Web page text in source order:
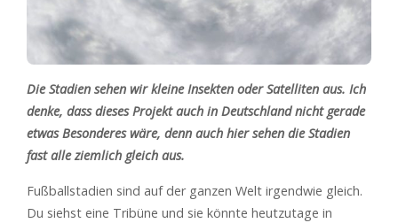
Die Stadien sehen wir kleine Insekten oder Satelliten aus. Ich
denke, dass dieses Projekt auch in Deutschland nicht gerade
etwas Besonderes wäre, denn auch hier sehen die Stadien
fast alle ziemlich gleich aus.
Fußballstadien sind auf der ganzen Welt irgendwie gleich.
Du siehst eine Tribüne und sie könnte heutzutage in